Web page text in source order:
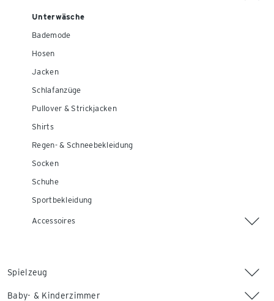
Unterwäsche
Bademode
Hosen
Jacken
Schlafanzüge
Pullover & Strickjacken
Shirts
Regen- & Schneebekleidung
Socken
Schuhe
Sportbekleidung
Accessoires
Spielzeug
Baby- & Kinderzimmer